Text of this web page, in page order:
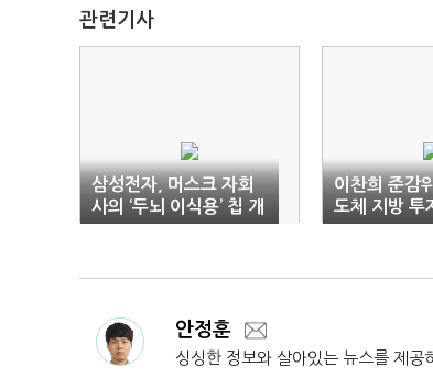
관련기사
삼성전자, 머스크 자회
사의 ‘두뇌 이식용’ 칩 개
발
이찬희 준감
도체 지방 투
리에 좌우 안
안정훈
싱싱한 정보와 살아있는 뉴스를 제공